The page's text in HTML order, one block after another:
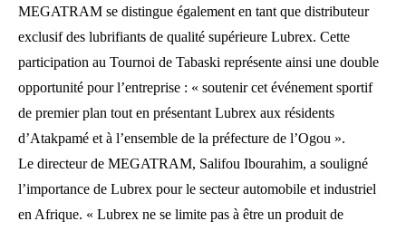
MEGATRAM se distingue également en tant que distributeur
exclusif des lubrifiants de qualité supérieure Lubrex. Cette
participation au Tournoi de Tabaski représente ainsi une double
opportunité pour l’entreprise : « soutenir cet événement sportif
de premier plan tout en présentant Lubrex aux résidents
d’Atakpamé et à l’ensemble de la préfecture de l’Ogou ».
Le directeur de MEGATRAM, Salifou Ibourahim, a souligné
l’importance de Lubrex pour le secteur automobile et industriel
en Afrique. « Lubrex ne se limite pas à être un produit de